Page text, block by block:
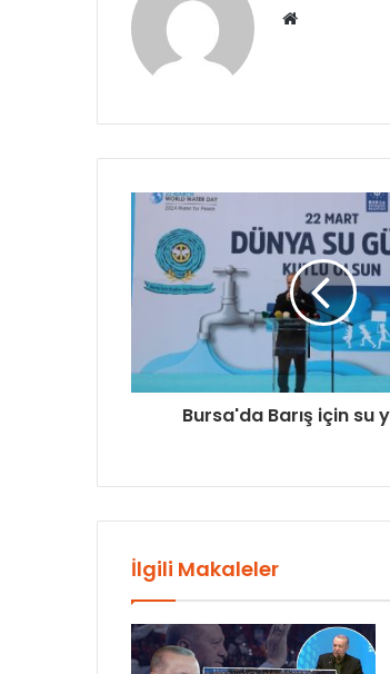
Web
Bursa'da Barış için su
İlgili Makaleler